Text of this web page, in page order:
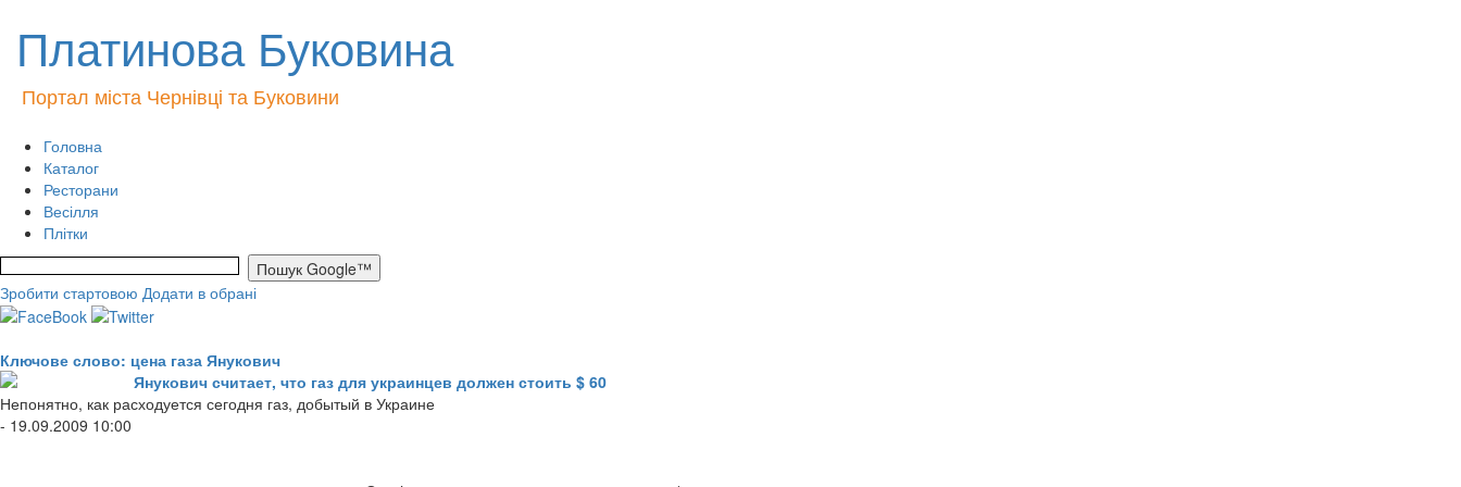
Платинова Буковина
Портал міста Чернівці та Буковини
Головна
Каталог
Ресторани
Весілля
Плітки
Зробити стартовою Додати в обрані
Ключове слово: цена газа Янукович
Янукович считает, что газ для украинцев должен стоить $ 60
Непонятно, как расходуется сегодня газ, добытый в Украине
- 19.09.2009 10:00